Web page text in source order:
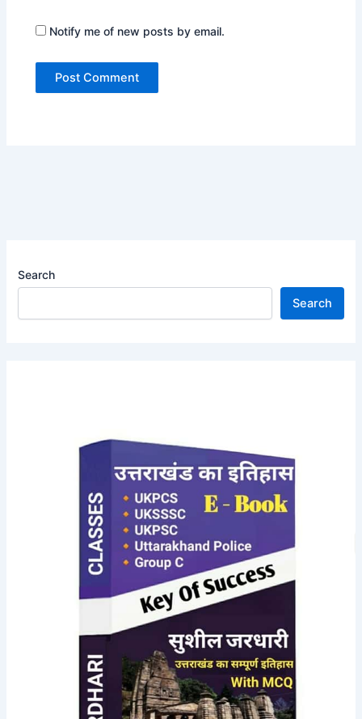
Notify me of new posts by email.
Search
Search